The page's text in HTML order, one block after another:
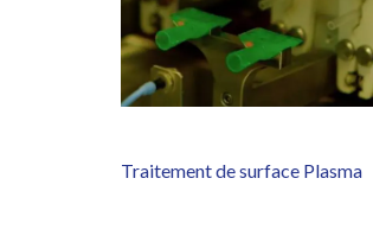
Traitement de surface Plasma